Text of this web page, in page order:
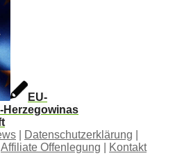
EU-
Herzegowinas
Datenschutzerklärung
Affiliate Offenlegung
Kontakt